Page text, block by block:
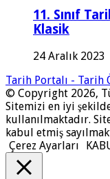
11. Sınıf
Klasik
24 Aralık 2023
Tarih Portalı - Tarih
© Copyright 2026,
Sitemizi en iyi
kullanılmaktadır.
kabul etmiş
Çerez Ayarları